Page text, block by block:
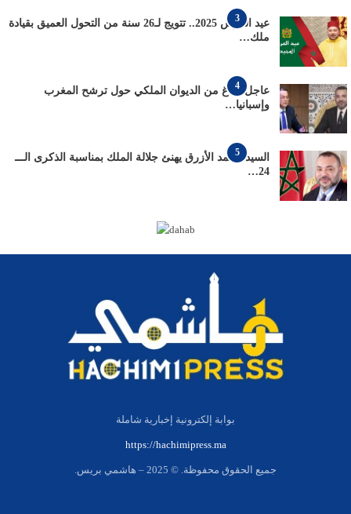
3
عيد العرش 2025.. تتويج لـ26 سنة من التحول العميق بقيادة
ملك…
4
عاجل: بلاغ من الديوان الملكي حول ترشح المغرب
وإسبانيا…
5
السيد محمد الأزرق يهنئ جلالة الملك بمناسبة الذكرى الـــ
24…
بوابة إلكترونية إخبارية شاملة
https://hachimipress.ma
جميع الحقوق محفوظة. © 2025 – هاشمي بريس.